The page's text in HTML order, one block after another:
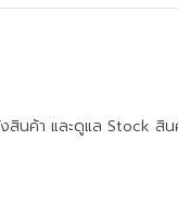
สินค้า และดูแล Stock สิ